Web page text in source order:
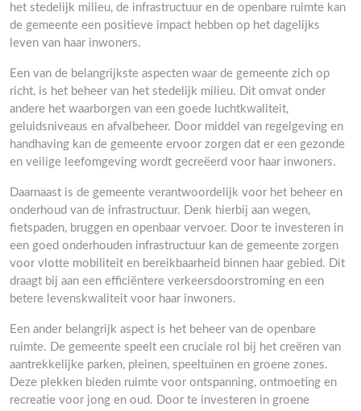
het stedelijk milieu, de infrastructuur en de openbare ruimte kan
de gemeente een positieve impact hebben op het dagelijks
leven van haar inwoners.
Een van de belangrijkste aspecten waar de gemeente zich op
richt, is het beheer van het stedelijk milieu. Dit omvat onder
andere het waarborgen van een goede luchtkwaliteit,
geluidsniveaus en afvalbeheer. Door middel van regelgeving en
handhaving kan de gemeente ervoor zorgen dat er een gezonde
en veilige leefomgeving wordt gecreëerd voor haar inwoners.
Daarnaast is de gemeente verantwoordelijk voor het beheer en
onderhoud van de infrastructuur. Denk hierbij aan wegen,
fietspaden, bruggen en openbaar vervoer. Door te investeren in
een goed onderhouden infrastructuur kan de gemeente zorgen
voor vlotte mobiliteit en bereikbaarheid binnen haar gebied. Dit
draagt bij aan een efficiëntere verkeersdoorstroming en een
betere levenskwaliteit voor haar inwoners.
Een ander belangrijk aspect is het beheer van de openbare
ruimte. De gemeente speelt een cruciale rol bij het creëren van
aantrekkelijke parken, pleinen, speeltuinen en groene zones.
Deze plekken bieden ruimte voor ontspanning, ontmoeting en
recreatie voor jong en oud. Door te investeren in groene